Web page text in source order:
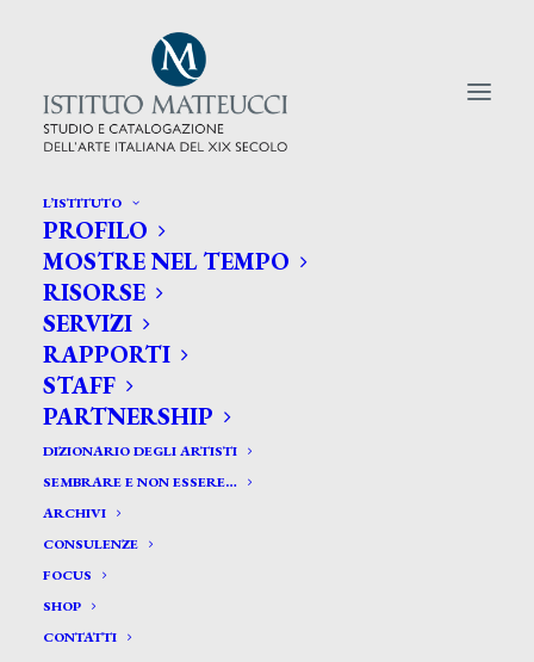
L’ISTITUTO
PROFILO
MOSTRE NEL TEMPO
RISORSE
SERVIZI
RAPPORTI
STAFF
PARTNERSHIP
DIZIONARIO DEGLI ARTISTI
SEMBRARE E NON ESSERE…
ARCHIVI
CONSULENZE
FOCUS
SHOP
CONTATTI
CERCA TRA GLI ARTISTI:
Search
for:
Dudreville Leonardo